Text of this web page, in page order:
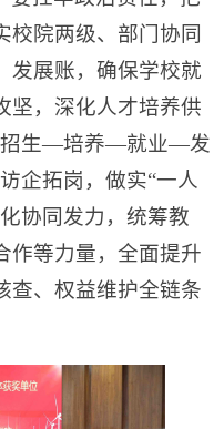
校院两级、部门协同
发展账，确保学校就
坚，深化人才培养供
招生—培养—就业—发
企拓岗，做实“一人
协同发力，统筹教
作等力量，全面提升
查、权益维护全链条